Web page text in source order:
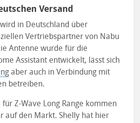
Versand
in Deutschland über
Vertriebspartner von Nabu
Antenne wurde für die
Assistant entwickelt, lässt sich
aber auch in Verbindung mit
betreiben.
für Z-Wave Long Range kommen
auf den Markt. Shelly hat hier